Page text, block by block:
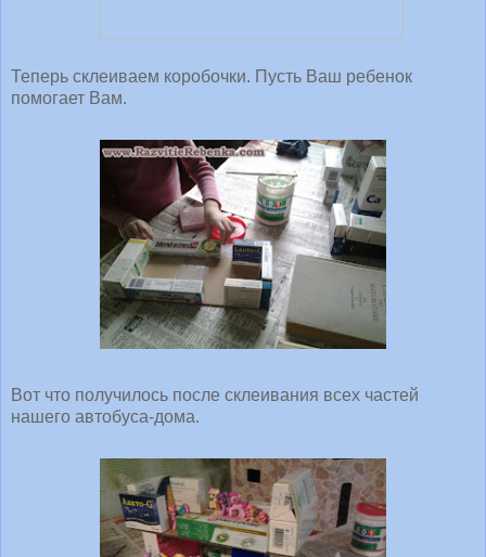
Теперь склеиваем коробочки. Пусть Ваш ребенок
помогает Вам.
Вот что получилось после склеивания всех частей
нашего автобуса-дома.